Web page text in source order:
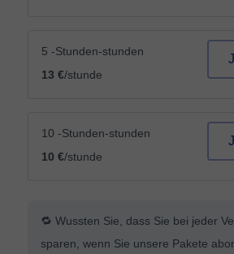
5 -Stunden-stunden
13 €/stunde
10 -Stunden-stunden
10 €/stunde
🔁 Wussten Sie, dass Sie bei jeder
sparen, wenn Sie unsere Pakete